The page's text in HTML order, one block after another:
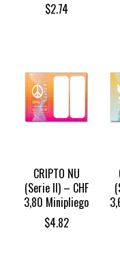
$2.74
CRIPTO NU
(Serie II) – CHF
3,80 Minipliego
$4.82